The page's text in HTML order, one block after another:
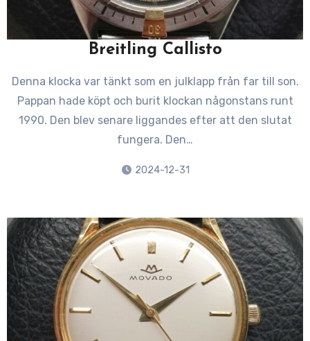
Breitling Callisto
Denna klocka var tänkt som en julklapp från far till son.
Pappan hade köpt och burit klockan någonstans runt
1990. Den blev senare liggandes efter att den slutat
fungera. Den…
2024-12-31